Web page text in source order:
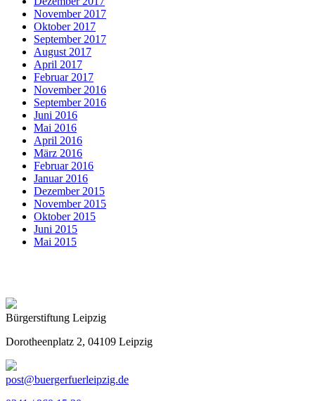
November 2017
Oktober 2017
September 2017
August 2017
April 2017
Februar 2017
November 2016
September 2016
Juni 2016
Mai 2016
April 2016
März 2016
Februar 2016
Januar 2016
Dezember 2015
November 2015
Oktober 2015
Juni 2015
Mai 2015
Bürgerstiftung Leipzig
Dorotheenplatz 2, 04109 Leipzig
post@buergerfuerleipzig.de